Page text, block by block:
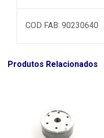
COD FAB: 90230640
Produtos Relacionados